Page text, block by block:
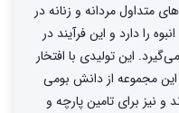
متداول مردانه و زنانه در
را دارد و این فرآیند در
این تولیدی با افتخار
این مجموعه از دانش بومی
نیز برای تامین پارچه و